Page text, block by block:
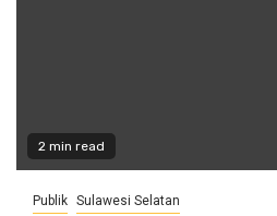
2 min read
Publik Sulawesi Selatan